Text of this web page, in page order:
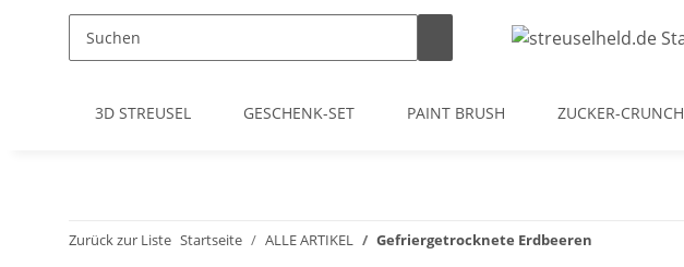
3D STREUSEL GESCHENK-SET PAINT BRUSH ZUCKER-CRUNCH
Zurück zur Liste Startseite ALLE ARTIKEL Gefriergetrocknete Erdbeeren